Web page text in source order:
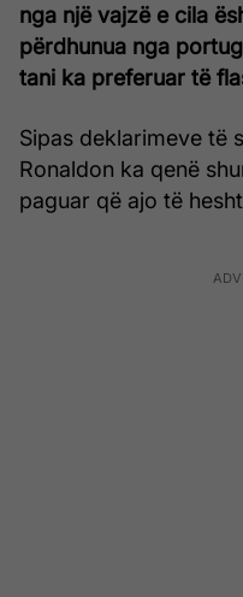
nga një vajzë e cila
përdhunua nga
tani ka preferuar të
Sipas deklarimeve të
Ronaldon ka qenë
paguar që ajo të